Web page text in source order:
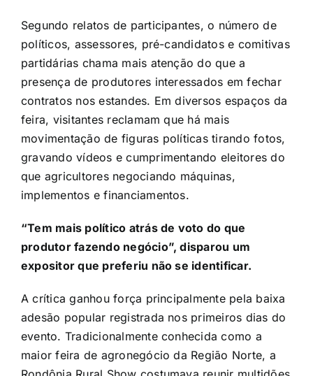
Segundo relatos de participantes, o número de
políticos, assessores, pré-candidatos e comitivas
partidárias chama mais atenção do que a
presença de produtores interessados em fechar
contratos nos estandes. Em diversos espaços da
feira, visitantes reclamam que há mais
movimentação de figuras políticas tirando fotos,
gravando vídeos e cumprimentando eleitores do
que agricultores negociando máquinas,
implementos e financiamentos.
“Tem mais político atrás de voto do que
produtor fazendo negócio”, disparou um
expositor que preferiu não se identificar.
A crítica ganhou força principalmente pela baixa
adesão popular registrada nos primeiros dias do
evento. Tradicionalmente conhecida como a
maior feira de agronegócio da Região Norte, a